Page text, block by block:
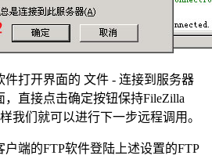
打开界面的 文件 - 连接到服务器
直接点击确定按钮保持FileZilla
我们就可以进行下一步远程调用。
端的FTP软件登陆上述设置的FTP